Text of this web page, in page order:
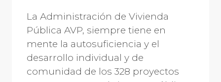
La Administración de Vivienda
Pública AVP, siempre tiene en
mente la autosuficiencia y el
desarrollo individual y de
comunidad de los 328 proyectos